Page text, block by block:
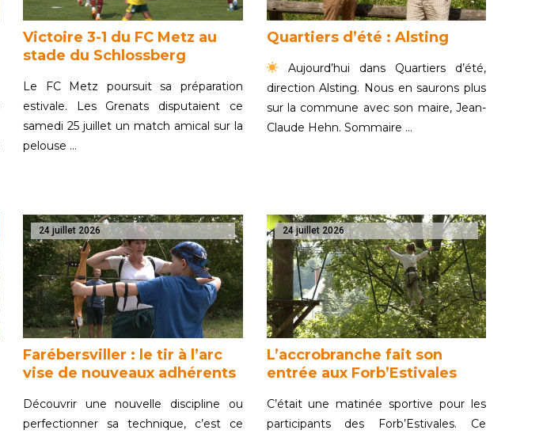
Victoire 3-1 du FC Metz au
stade du Schlossberg
Le FC Metz poursuit sa préparation
estivale. Les Grenats disputaient ce
samedi 25 juillet un match amical sur la
pelouse …
Quartiers d’été : Alsting
Aujourd’hui dans Quartiers d’été,
direction Alsting. Nous en saurons plus
sur la commune avec son maire, Jean-
Claude Hehn. Sommaire …
24 juillet 2026
Farébersviller : le tir à l’arc
vise de nouveaux adhérents
Découvrir une nouvelle discipline ou
perfectionner sa technique, c’est ce
24 juillet 2026
L’accrobranche fait son
entrée aux Forb’Estivales
C’était une matinée sportive pour les
participants des Forb’Estivales. Ce